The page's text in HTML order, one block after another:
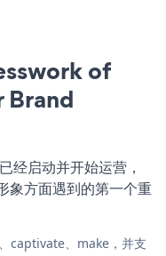
of
Brand
启动并开始运营，
象方面遇到的第一个重
captivate、make，并支